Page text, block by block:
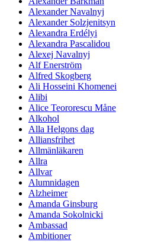
Alexander Navalnyj
Alexander Solzjenitsyn
Alexandra Erdélyi
Alexandra Pascalidou
Alexej Navalnyj
Alf Enerström
Alfred Skogberg
Ali Hosseini Khomenei
Alibi
Alice Teororescu Måne
Alkohol
Alla Helgons dag
Alliansfrihet
Allmänläkaren
Allra
Allvar
Alumnidagen
Alzheimer
Amanda Ginsburg
Amanda Sokolnicki
Ambassad
Ambitioner